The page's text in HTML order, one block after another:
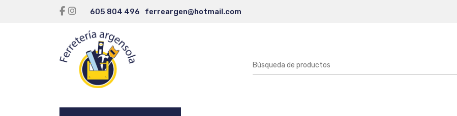
605 804 496 ferreargen@hotmail.com